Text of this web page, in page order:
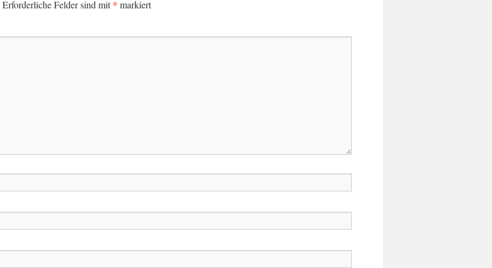
Erforderliche Felder sind mit* markiert